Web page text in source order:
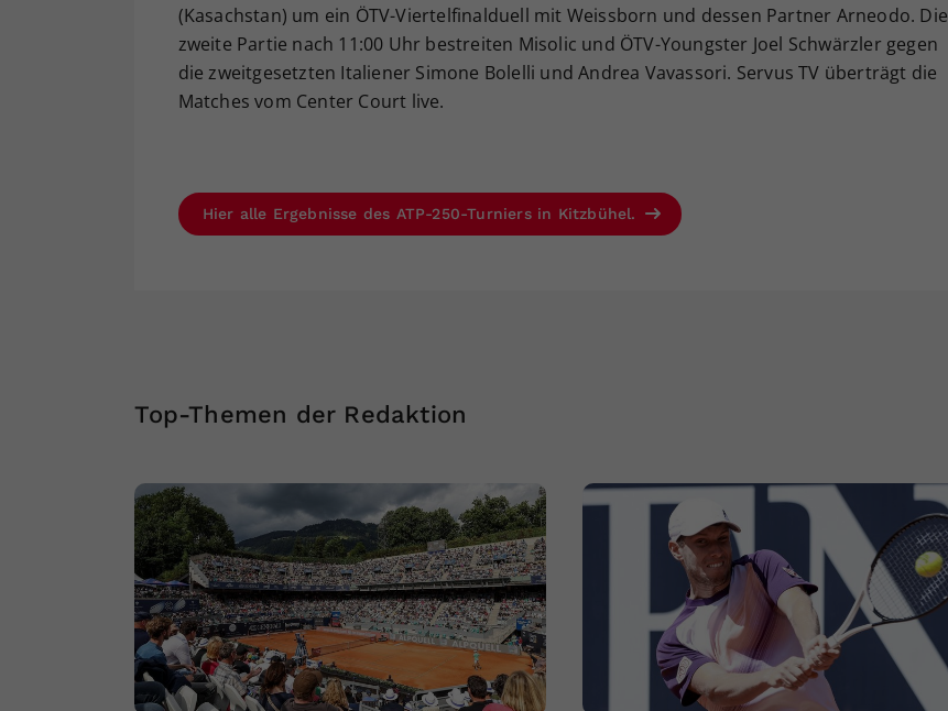
(Kasachstan) um ein ÖTV-Viertelfinalduell mit Weissborn und dessen Partner Arneodo. Die
zweite Partie nach 11:00 Uhr bestreiten Misolic und ÖTV-Youngster Joel Schwärzler gegen
die zweitgesetzten Italiener Simone Bolelli und Andrea Vavassori. Servus TV überträgt die
Matches vom Center Court live.
Hier alle Ergebnisse des ATP-250-Turniers in Kitzbühel.
Top-Themen der Redaktion